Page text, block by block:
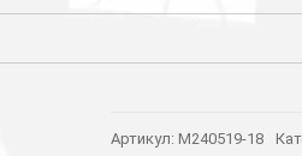
Артикул: M240519-18